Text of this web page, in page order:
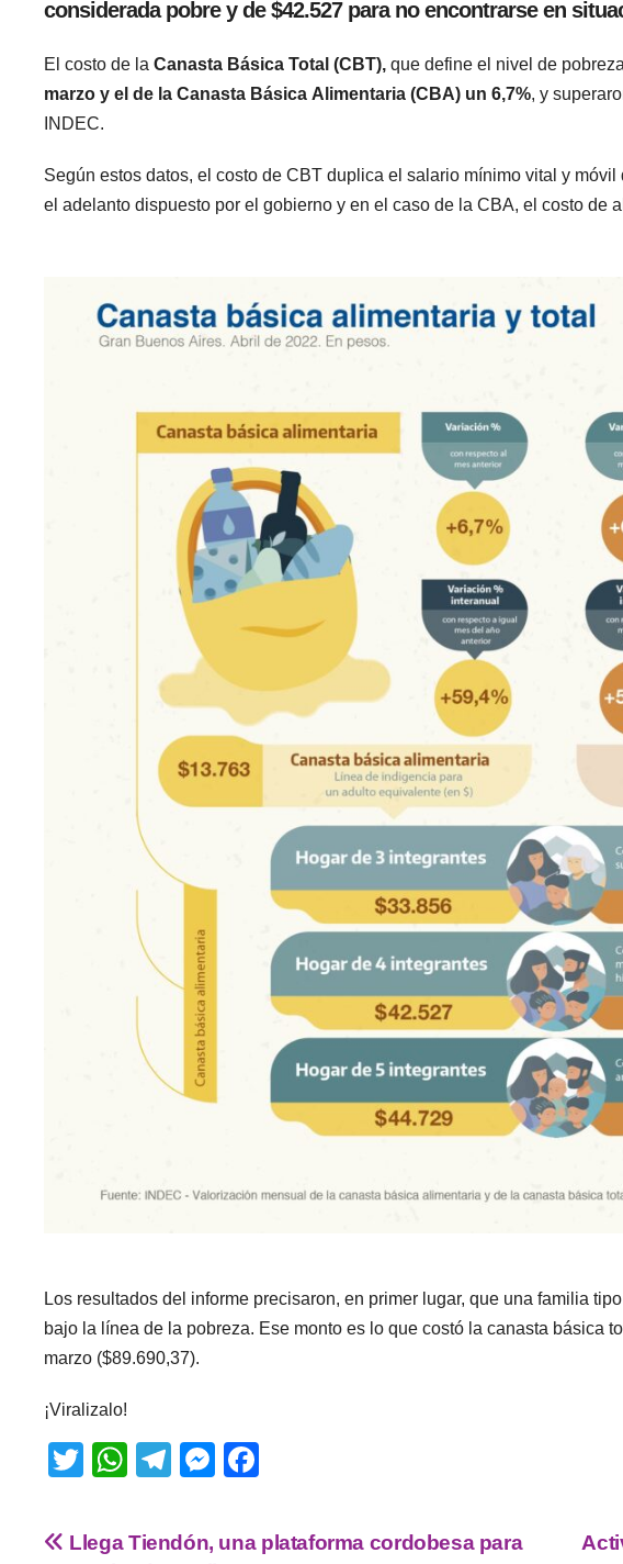
considerada pobre y de $42.527 para no encontrarse en
El costo de la Canasta Básica Total (CBT), que define el nivel de
marzo y el de la Canasta Básica Alimentaria (CBA) un 6,7%, y
INDEC.
Según estos datos, el costo de CBT duplica el salario mínimo vital y
el adelanto dispuesto por el gobierno y en el caso de la CBA, el costo de
Los resultados del informe precisaron, en primer lugar, que una familia
bajo la línea de la pobreza. Ese monto es lo que costó la canasta básica
marzo ($89.690,37).
¡Viralizalo!
T
tt
W
at
T
e
M
ss c
Llega Tiendón, una plataforma cordobesa para